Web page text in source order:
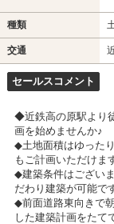
種類
交通
セールスコメント
◆近鉄高の原駅より
画を始めませんか♪
◆土地面積はゆった
もご計画いただけま
◆建築条件はござい
だわり建築が可能で
◆前面道路東向きで
した建築計画をたて